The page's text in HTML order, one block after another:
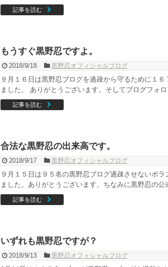
記事を読む
もうすぐ黒野忍ですよ。
2018/9/18 黒野忍オフィシャルブログ
９月１６日は黒野忍ブログを過疎から守るために１
ました。 ありがとうございます。そしてブログフォ
記事を読む
合法な黒野忍の出来高です。
2018/9/17 黒野忍オフィシャルブログ
９月１５日は９５名の黒野忍ブログ過疎させないボ
ました。ありがとうございます。ちなみに黒野忍の公
記事を読む
いずれも黒野忍ですが？
2018/9/13 黒野忍オフィシャルブログ